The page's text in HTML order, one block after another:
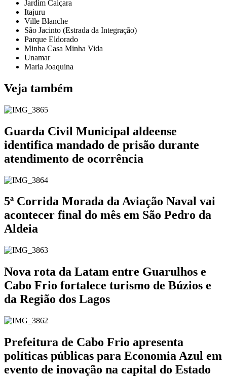
Jardim Caiçara
Itajuru
Ville Blanche
São Jacinto (Estrada da Integração)
Parque Eldorado
Minha Casa Minha Vida
Unamar
Maria Joaquina
Veja também
Guarda Civil Municipal aldeense
identifica mandado de prisão durante
atendimento de ocorrência
5ª Corrida Morada da Aviação Naval vai
acontecer final do mês em São Pedro da
Aldeia
Nova rota da Latam entre Guarulhos e
Cabo Frio fortalece turismo de Búzios e
da Região dos Lagos
Prefeitura de Cabo Frio apresenta
políticas públicas para Economia Azul em
evento de inovação na capital do Estado